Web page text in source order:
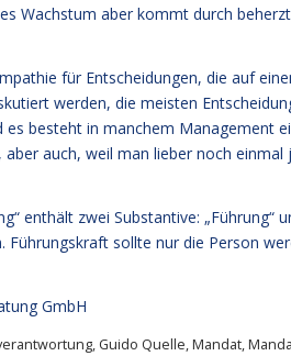
Wachstum aber kommt durch
für Entscheidungen, die auf
werden, die meisten
besteht in manchem Management
auch, weil man lieber noch
enthält zwei Substantive: „Führung“
sollte nur die Person
GmbH
, Guido Quelle,Mandat,